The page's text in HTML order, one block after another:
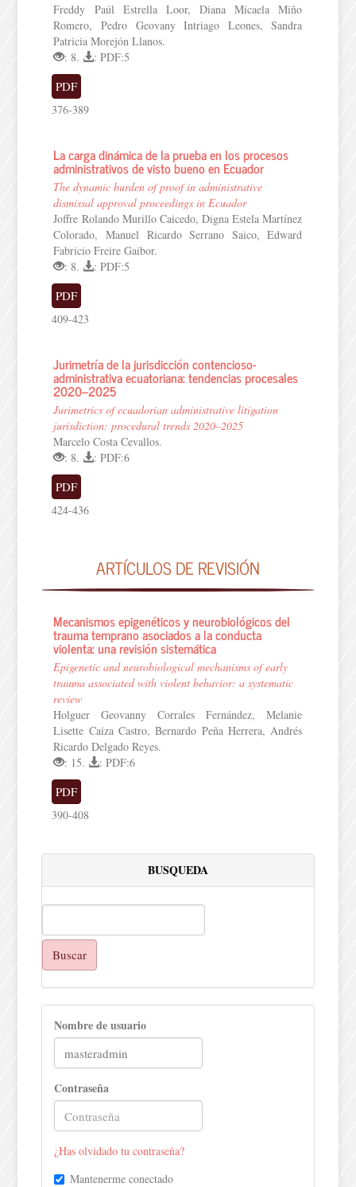
Freddy Paúl Estrella Loor, Diana Micaela Miño
Romero, Pedro Geovany Intriago Leones, Sandra
Patricia Morejón Llanos.
: 8.
: PDF:5
PDF
376-389
La carga dinámica de la prueba en los procesos
administrativos de visto bueno en Ecuador
The dynamic burden of proof in administrative
dismissal approval proceedings in Ecuador
Joffre Rolando Murillo Caicedo, Digna Estela Martínez
Colorado, Manuel Ricardo Serrano Saico, Edward
Fabricio Freire Gaibor.
: 8.
: PDF:5
PDF
409-423
Jurimetría de la jurisdicción contencioso-
administrativa ecuatoriana: tendencias procesales
2020–2025
Jurimetrics of ecuadorian administrative litigation
jurisdiction: procedural trends 2020–2025
Marcelo Costa Cevallos.
: 8.
: PDF:6
PDF
424-436
ARTÍCULOS DE REVISIÓN
Mecanismos epigenéticos y neurobiológicos del
trauma temprano asociados a la conducta
violenta: una revisión sistemática
Epigenetic and neurobiological mechanisms of early
trauma associated with violent behavior: a systematic
review
Holguer Geovanny Corrales Fernández, Melanie
Lisette Caiza Castro, Bernardo Peña Herrera, Andrés
Ricardo Delgado Reyes.
: 15.
: PDF:6
PDF
390-408
BUSQUEDA
Buscar
Nombre de usuario
Contraseña
¿Has olvidado tu contraseña?
Mantenerme conectado